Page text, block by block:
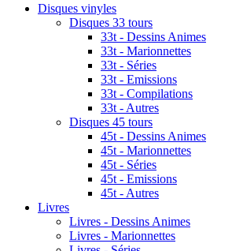
Disques vinyles
Disques 33 tours
33t - Dessins Animes
33t - Marionnettes
33t - Séries
33t - Emissions
33t - Compilations
33t - Autres
Disques 45 tours
45t - Dessins Animes
45t - Marionnettes
45t - Séries
45t - Emissions
45t - Autres
Livres
Livres - Dessins Animes
Livres - Marionnettes